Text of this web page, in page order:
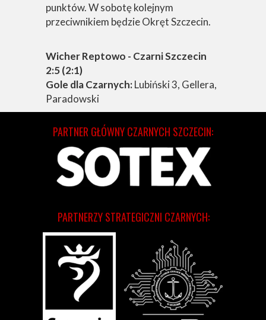
punktów. W sobotę kolejnym
przeciwnikiem będzie Okręt Szczecin.
Wicher Reptowo - Czarni Szczecin
2:5 (2:1)
Gole dla Czarnych:Lubiński 3, Gellera,
Paradowski
PARTNERZY STRATEGICZNI CZARNYCH:
PARTNER GŁÓWNY CZARNYCH SZCZECIN: